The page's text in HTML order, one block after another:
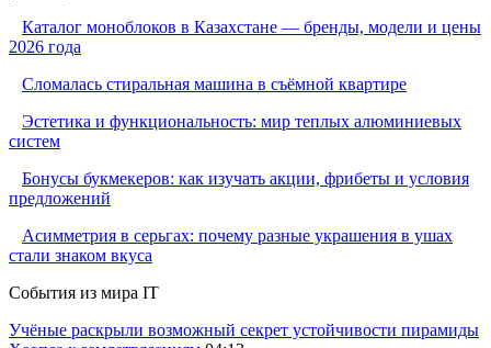
Каталог моноблоков в Казахстане — бренды, модели и цены
2026 года
Сломалась стиральная машина в съёмной квартире
Эстетика и функциональность: мир теплых алюминиевых
систем
Бонусы букмекеров: как изучать акции, фрибеты и условия
предложений
Асимметрия в серьгах: почему разные украшения в ушах
стали знаком вкуса
События из мира IT
Учёные раскрыли возможный секрет устойчивости пирамиды